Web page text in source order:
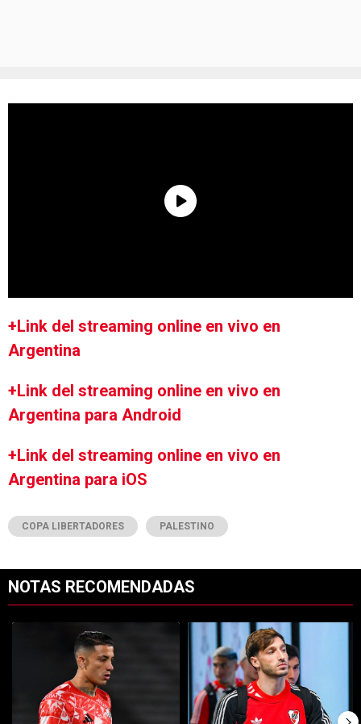
+Link del streaming online en vivo en
Argentina
+Link del streaming online en vivo en
Argentina para Android
+Link del streaming online en vivo en
Argentina para iOS
COPA LIBERTADORES PALESTINO
NOTAS RECOMENDADAS
Un artículo de tendencia con el título "Kevin Castaño se va de
Un artículo de tendencia con el